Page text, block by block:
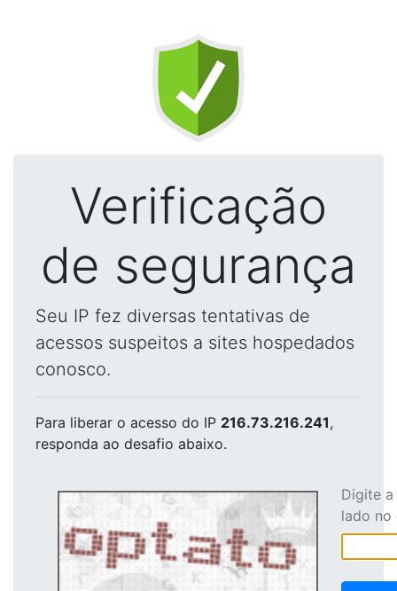
Verificação
de segurança
Seu IP fez diversas tentativas de
acessos suspeitos a sites hospedados
conosco.
Para liberar o acesso do IP 216.73.216.241,
responda ao desafio abaixo.
Digite
lado no